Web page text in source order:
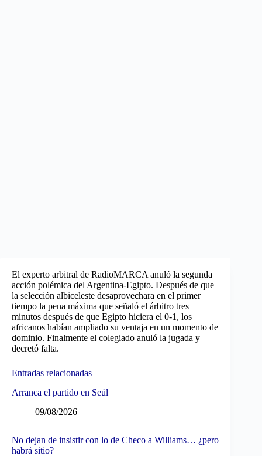
El experto arbitral de RadioMARCA anuló la segunda
acción polémica del Argentina-Egipto. Después de que
la selección albiceleste desaprovechara en el primer
tiempo la pena máxima que señaló el árbitro tres
minutos después de que Egipto hiciera el 0-1, los
africanos habían ampliado su ventaja en un momento de
dominio. Finalmente el colegiado anuló la jugada y
decretó falta.
Entradas relacionadas
Arranca el partido en Seúl
09/08/2026
No dejan de insistir con lo de Checo a Williams… ¿pero
habrá sitio?